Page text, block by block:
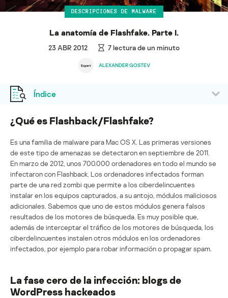
DESCRIPCIONES DE MALWARE
La anatomía de Flashfake. Parte I.
23 ABR 2012 7lectura de un minuto
ALEXANDER GOSTEV
Índice
¿Qué es Flashback/Flashfake?
Es una familia de malware para Mac OS X. Las primeras versiones
de este tipo de amenazas se detectaron en septiembre de 2011.
En marzo de 2012, unos 700.000 ordenadores en todo el mundo se
infectaron con Flashback. Los ordenadores infectados forman
parte de una red zombi que permite a los ciberdelincuentes
instalar en los equipos capturados, a su antojo, módulos maliciosos
adicionales. Sabemos que uno de estos módulos genera falsos
resultados de los motores de búsqueda. Es muy posible que,
además de interceptar el tráfico de los motores de búsqueda, los
ciberdelincuentes instalen otros módulos en los ordenadores
infectados, por ejemplo para robar información o propagar spam.
La fase cero de la infección: blogs de
WordPress hackeados